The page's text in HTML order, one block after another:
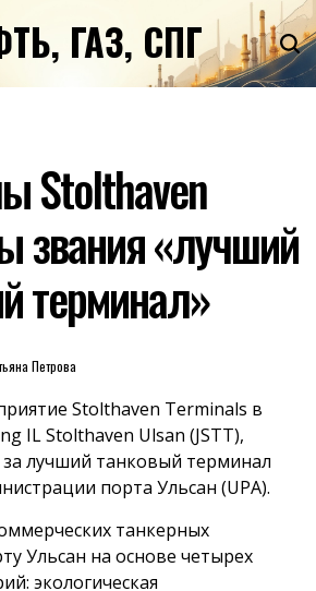
ГАЗ, СПГ
Stolthaven
звания «лучший
терминал»
Петрова
Stolthaven Terminals в
IL Stolthaven Ulsan (JSTT),
за лучший танковый терминал
порта Ульсан (UPA).
танкерных
Ульсан на основе четырех
экологическая